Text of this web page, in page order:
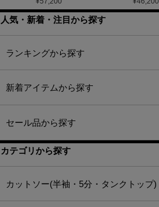
人気・新着・注目から探す
ランキングから探す
新着アイテムから探す
セール品から探す
カテゴリから探す
カットソー(半袖・5分・タンクトップ)